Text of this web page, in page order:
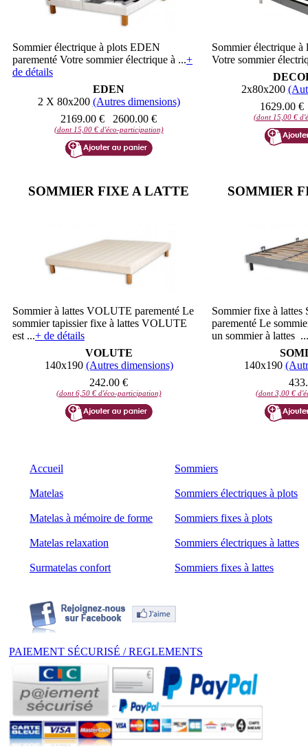
Sommier électrique à plots EDEN
parementé Votre sommier électrique à ...+
de détails
EDEN
2 X 80x200 (Autres dimensions)
2169.00 €
2600.00 €
(dont 15,00 € d'éco-participation)
Sommier électrique
Votre sommier
2x80x200
1629.00 €
(dont 15,00 €
SOMMIER FIXE A LATTE
Sommier à lattes VOLUTE parementé Le
sommier tapissier fixe à lattes VOLUTE
est ...+ de détails
VOLUTE
140x190 (Autres dimensions)
242.00 €
(dont 6,50 € d'éco-participation)
SOMMIER
Sommier fixe à
parementé Le
un sommier à lattes ...
140x190
(dont 3,00 €
Accueil
Matelas
Matelas à mémoire de forme
Matelas relaxation
Surmatelas confort
Sommiers
Sommiers électriques à plots
Sommiers fixes à plots
Sommiers électriques à lattes
Sommiers fixes à lattes
PAIEMENT SÉCURISÉ / REGLEMENTS